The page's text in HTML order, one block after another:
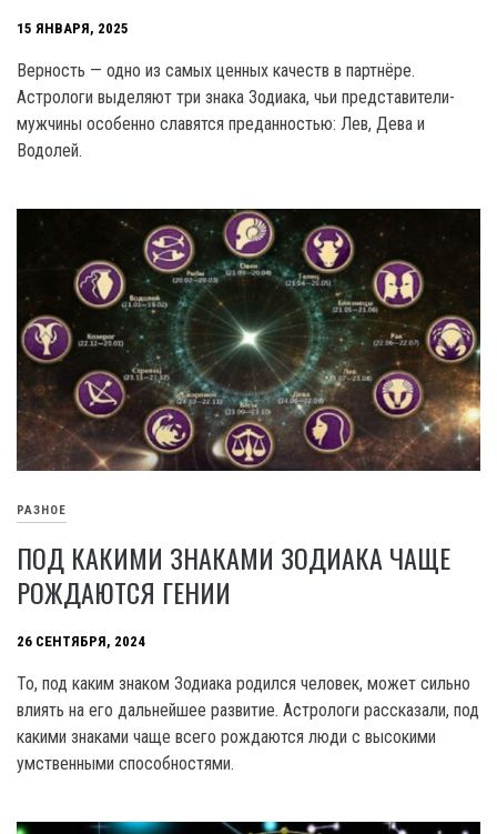
15 ЯНВАРЯ, 2025
Верность — одно из самых ценных качеств в партнёре.
Астрологи выделяют три знака Зодиака, чьи представители-
мужчины особенно славятся преданностью: Лев, Дева и
Водолей.
РАЗНОЕ
ПОД КАКИМИ ЗНАКАМИ ЗОДИАКА ЧАЩЕ
РОЖДАЮТСЯ ГЕНИИ
26 СЕНТЯБРЯ, 2024
То, под каким знаком Зодиака родился человек, может сильно
влиять на его дальнейшее развитие. Астрологи рассказали, под
какими знаками чаще всего рождаются люди с высокими
умственными способностями.